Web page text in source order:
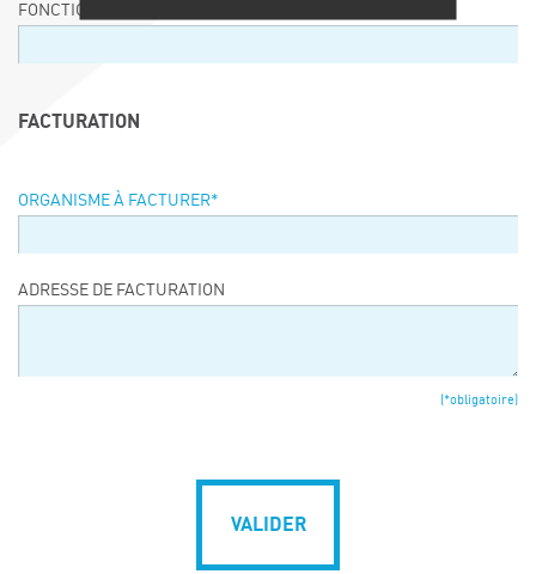
FONCTION
FACTURATION
ORGANISME À FACTURER*
ADRESSE DE FACTURATION
(*obligatoire)
VALIDER